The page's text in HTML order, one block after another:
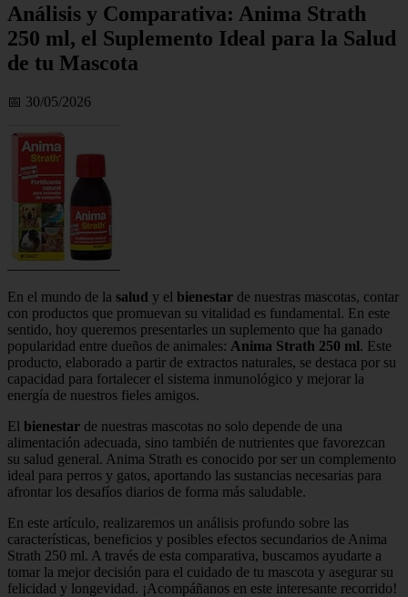
Análisis y Comparativa: Anima Strath
250 ml, el Suplemento Ideal para la Salud
de tu Mascota
📅 30/05/2026
En el mundo de la salud y el bienestar de nuestras mascotas, contar
con productos que promuevan su vitalidad es fundamental. En este
sentido, hoy queremos presentarles un suplemento que ha ganado
popularidad entre dueños de animales: Anima Strath 250 ml. Este
producto, elaborado a partir de extractos naturales, se destaca por su
capacidad para fortalecer el sistema inmunológico y mejorar la
energía de nuestros fieles amigos.
El bienestar de nuestras mascotas no solo depende de una
alimentación adecuada, sino también de nutrientes que favorezcan
su salud general. Anima Strath es conocido por ser un complemento
ideal para perros y gatos, aportando las sustancias necesarias para
afrontar los desafíos diarios de forma más saludable.
En este artículo, realizaremos un análisis profundo sobre las
características, beneficios y posibles efectos secundarios de Anima
Strath 250 ml. A través de esta comparativa, buscamos ayudarte a
tomar la mejor decisión para el cuidado de tu mascota y asegurar su
felicidad y longevidad. ¡Acompáñanos en este interesante recorrido!